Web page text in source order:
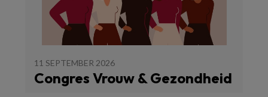
11 SEPTEMBER 2026
Congres Vrouw & Gezondheid